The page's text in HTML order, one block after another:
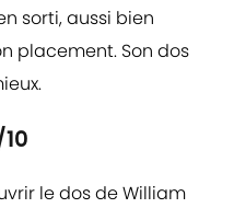
sorti, aussi bien
placement. Son dos
le dos de William